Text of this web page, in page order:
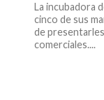
La incubadora
cinco de sus
de
comerciales....